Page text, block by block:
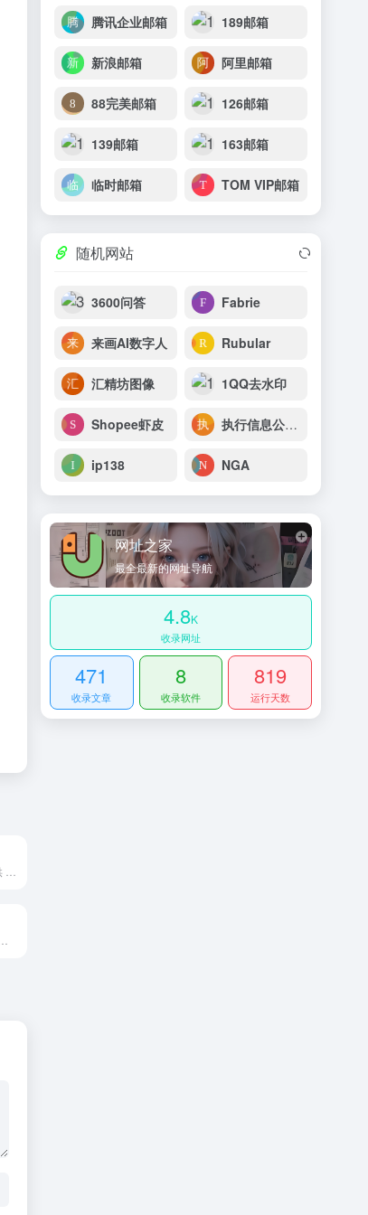
腾讯企业邮箱 189邮箱
新浪邮箱 阿里邮箱
88完美邮箱 126邮箱
139邮箱 163邮箱
临时邮箱 TOM VIP邮箱
随机网站
3600问答 Fabrie
来画AI数字人 Rubular
汇精坊图像 1QQ去水印
Shopee虾皮 执行信息公开网
ip138 NGA
网址之家
最全最新的网址导航
4.8K
收录网址
471
收录文章
8
收录软件
819
运行天数